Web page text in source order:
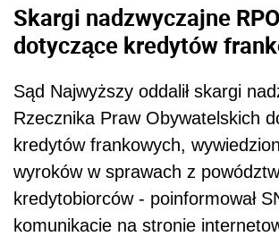
Skargi nadzwyczajne RPO
dotyczące kredytów
Sąd Najwyższy oddalił skargi
Rzecznika Praw Obywatelskich
kredytów frankowych,
wyroków w sprawach z
kredytobiorców - poinformował
komunikacie na stronie